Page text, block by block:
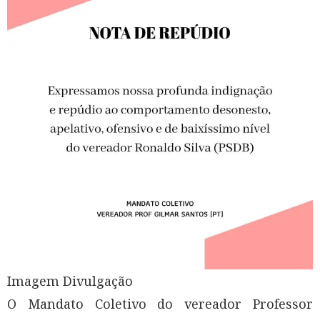
Imagem Divulgação
O Mandato Coletivo do vereador Professor